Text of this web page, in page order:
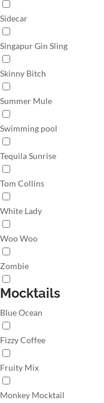
Sidecar
Singapur Gin Sling
Skinny Bitch
Summer Mule
Swimming pool
Tequila Sunrise
Tom Collins
White Lady
Woo Woo
Zombie
Mocktails
Blue Ocean
Fizzy Coffee
Fruity Mix
Monkey Mocktail